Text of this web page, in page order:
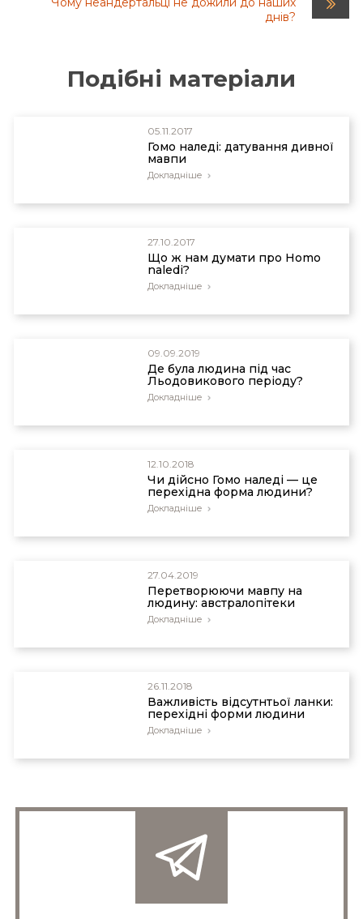
днів?
Подібні матеріали
05.11.2017
Гомо наледі: датування дивної
мавпи
Докладніше
27.10.2017
Що ж нам думати про Homo
naledi?
Докладніше
09.09.2019
Де була людина під час
Льодовикового періоду?
Докладніше
12.10.2018
Чи дійсно Гомо наледі — це
перехідна форма людини?
Докладніше
27.04.2019
Перетворюючи мавпу на
людину: австралопітеки
Докладніше
26.11.2018
Важливість відсутнтьої ланки:
перехідні форми людини
Докладніше